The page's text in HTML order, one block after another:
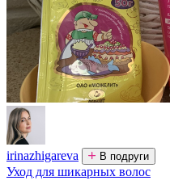
irinazhigareva В подруги
Уход для шикарных волос